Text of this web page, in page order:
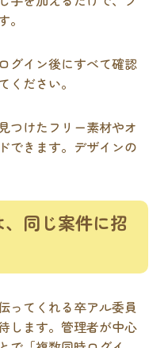
グイン後にすべて確認
ください。
つけたフリー素材やオ
できます。デザインの
同じ案件に招
ってくれる卒アル委員
します。管理者が中心